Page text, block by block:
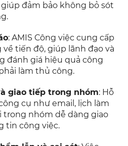
đảm bảo không bỏ sót
: AMIS Công việc cung cấp
tiến độ, giúp lãnh đạo và
đánh giá hiệu quả công
làm thủ công.
giao tiếp trong nhóm: Hỗ
cụ như email, lịch làm
trong nhóm dễ dàng giao
tin công việc.